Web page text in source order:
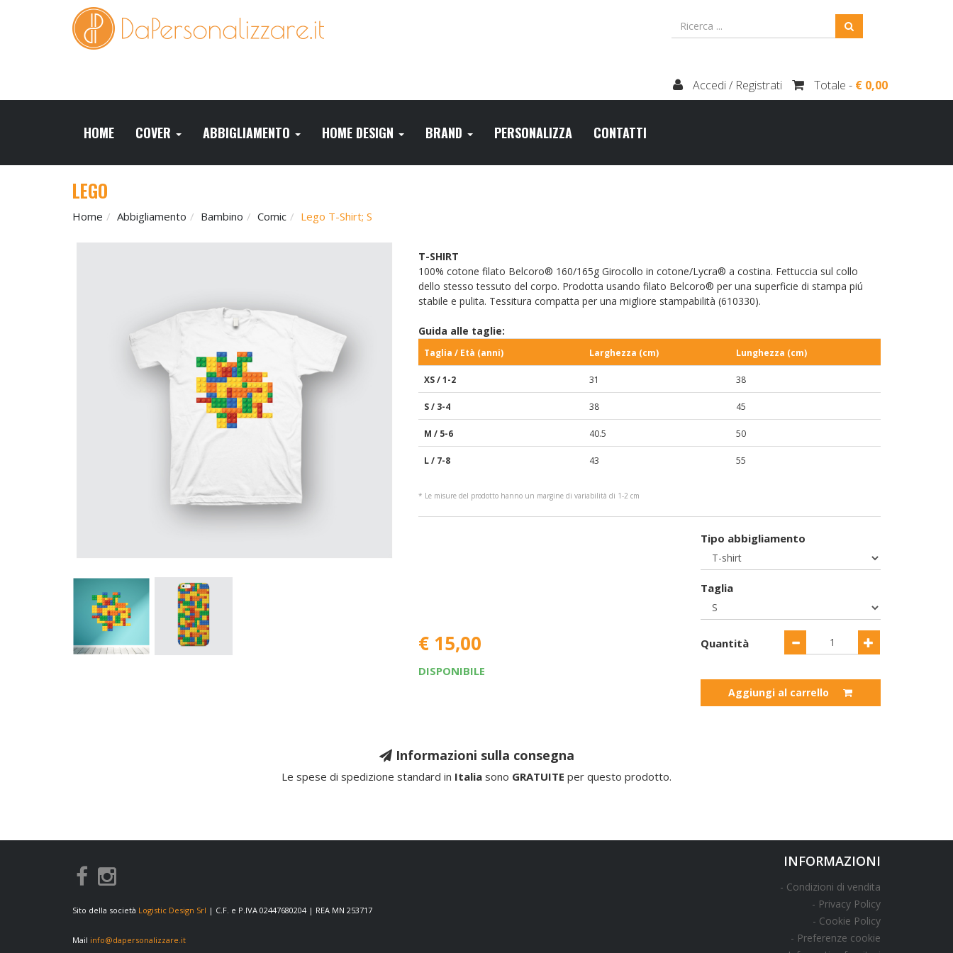
Accedi / Registrati Totale - € 0,00
HOME COVER ABBIGLIAMENTO HOME DESIGN BRAND PERSONALIZZA CONTATTI
LEGO
Home Abbigliamento Bambino Comic Lego T-Shirt; S
T-SHIRT
100% cotone filato Belcoro® 160/165g Girocollo in cotone/Lycra® a costina. Fettuccia sul collo
dello stesso tessuto del corpo. Prodotta usando filato Belcoro® per una superficie di stampa piú
stabile e pulita. Tessitura compatta per una migliore stampabilità (610330).
Guida alle taglie:
Taglia / Età (anni) Larghezza (cm) Lunghezza (cm)
XS / 1-2 31 38
S / 3-4 38 45
M / 5-6 40.5 50
L / 7-8 43 55
* Le misure del prodotto hanno un margine di variabilità di 1-2 cm
Tipo abbigliamento
Taglia
€ 15,00
DISPONIBILE
Quantità
Aggiungi al carrello
Informazioni sulla consegna
Le spese di spedizione standard in Italia sono GRATUITE per questo prodotto.
Sito della società Logistic Design Srl | C.F. e P.IVA 02447680204 | REA MN 253717
Mail info@dapersonalizzare.it
INFORMAZIONI
Condizioni di vendita
Privacy Policy
Cookie Policy
Preferenze cookie